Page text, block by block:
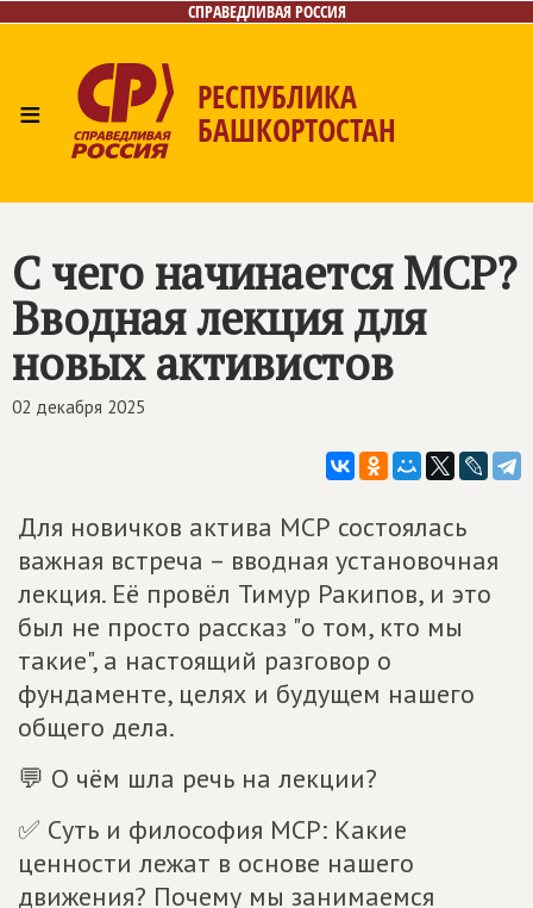
СПРАВЕДЛИВАЯ РОССИЯ
≡ РЕСПУБЛИКА
БАШКОРТОСТАН
С чего начинается МСР?
Вводная лекция для
новых активистов
02 декабря 2025
Для новичков актива МСР состоялась
важная встреча – вводная установочная
лекция. Её провёл Тимур Ракипов, и это
был не просто рассказ "о том, кто мы
такие", а настоящий разговор о
фундаменте, целях и будущем нашего
общего дела.
💬 О чём шла речь на лекции?
✅ Суть и философия МСР: Какие
ценности лежат в основе нашего
движения? Почему мы занимаемся